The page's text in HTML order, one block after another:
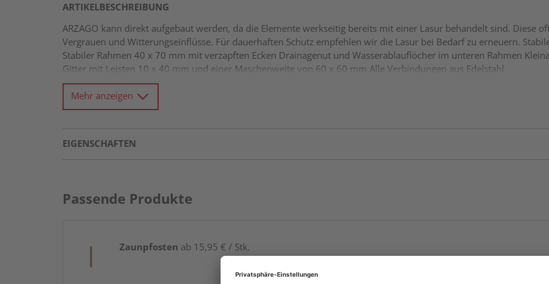
ARTIKELBESCHREIBUNG
ARZAGO kann direkt aufgebaut werden, da die Elemente werkseitig bereits mit einer Lasur behandelt sind. Diese
Vergrauen und Witterungseinflüsse. Für dauerhaften Schutz empfehlen wir die Lasur bei Bedarf zu erneuern.
Stabiler Rahmen 40 x 70 mm mit verzapften Ecken Drainagenut und Wasserablauflöcher im unteren Rahmen
Gitter mit Leisten 10 x 40 mm und einer Maschenweite von 60 x 60 mm Alle Verbindungen aus Edelstahl
Mehr anzeigen
EIGENSCHAFTEN
Passende Produkte
Zaunpfosten ab 15,95 € / Stk.